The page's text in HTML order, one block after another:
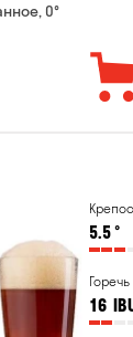
0°
5.5°
Горечь
16